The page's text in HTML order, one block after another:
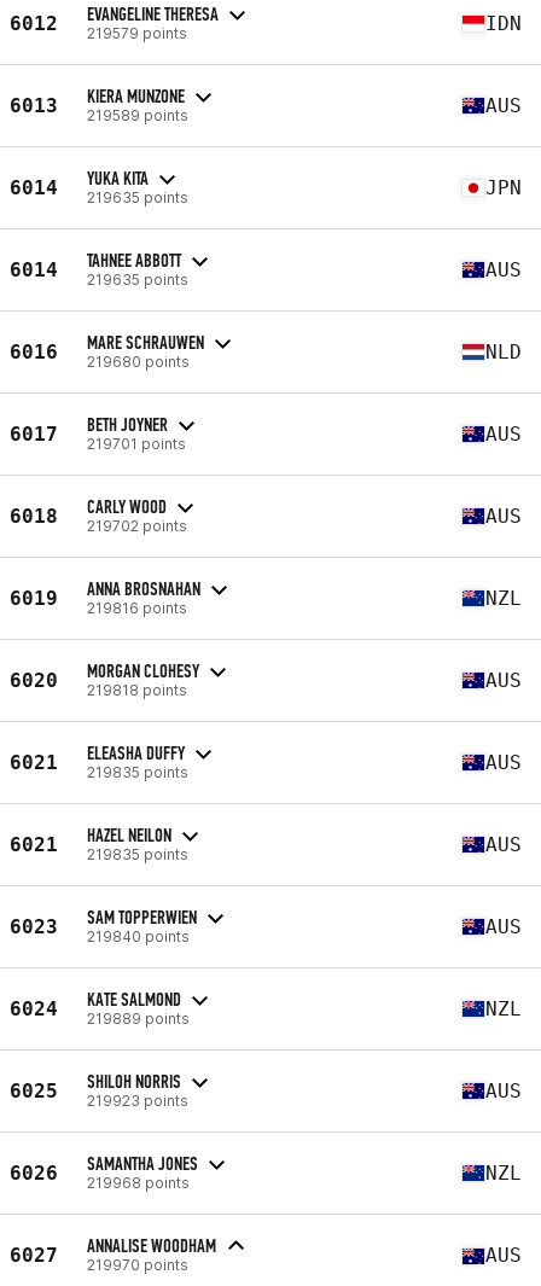
6012 EVANGELINE THERESA
219579 points IDN
6013 KIERA MUNZONE
219589 points AUS
6014 YUKA KITA
219635 points JPN
6014 TAHNEE ABBOTT
219635 points AUS
6016 MARE SCHRAUWEN
219680 points NLD
6017 BETH JOYNER
219701 points AUS
6018 CARLY WOOD
219702 points AUS
6019 ANNA BROSNAHAN
219816 points NZL
6020 MORGAN CLOHESY
219818 points AUS
6021 ELEASHA DUFFY
219835 points AUS
6021 HAZEL NEILON
219835 points AUS
6023 SAM TOPPERWIEN
219840 points AUS
6024 KATE SALMOND
219889 points NZL
6025 SHILOH NORRIS
219923 points AUS
6026 SAMANTHA JONES
219968 points NZL
6027 ANNALISE WOODHAM
219970 points AUS